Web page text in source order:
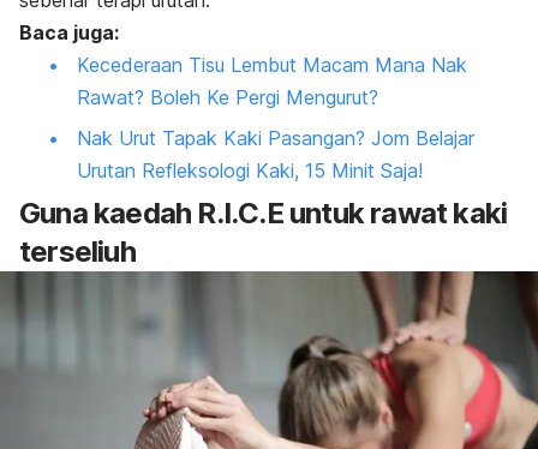
Baca juga:
Kecederaan Tisu Lembut Macam Mana Nak
Rawat? Boleh Ke Pergi Mengurut?
Nak Urut Tapak Kaki Pasangan? Jom Belajar
Urutan Refleksologi Kaki, 15 Minit Saja!
Guna kaedah R.I.C.E untuk rawat kaki
terseliuh